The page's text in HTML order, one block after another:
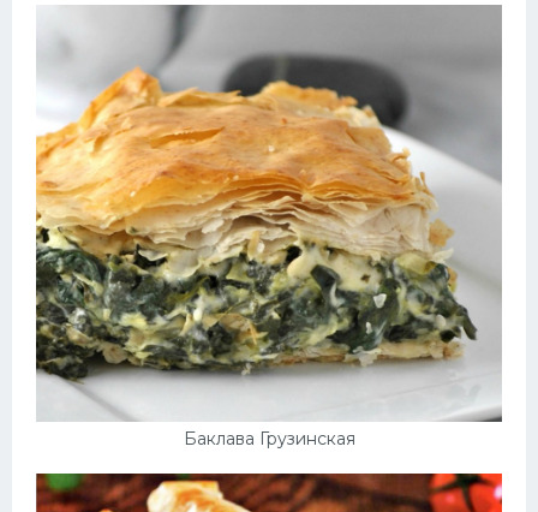
Баклава Грузинская